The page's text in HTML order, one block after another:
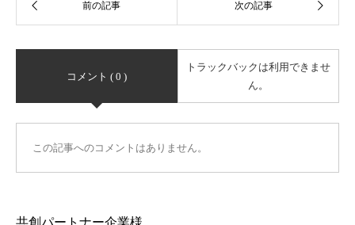
コメント ( 0 )
トラックバックは利用できませ
ん。
この記事へのコメントはありません。
共創パートナー企業様